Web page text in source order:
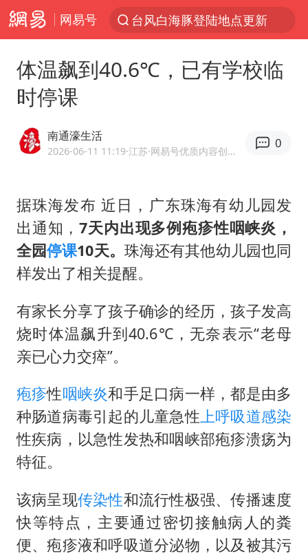
网易号
台风白海豚登陆地点更新
台风白海豚进入48小时警戒线
看守所辅警收受10万获刑1年
五粮液渠道价一箱上涨近百元
CIA被曝已秘密设立古巴工作组
贵州轮胎子公司获美国退税8136万
U17国足1分钟轰2球
法国将禁止“未经同意的电话营销”
我国编制完成新版全月地质图
外交部发言人就广岛核爆81周年等答记者问
中国“五箭齐发”反制美国
感觉全东北都在等7号
奋进开新局 实干挑大梁
体温飙到40.6℃，已有学校临
时停课
南通濠生活
2026-06-11 11:19·江苏 ·网易号优质内容创作者
0
据珠海发布 近日，广东珠海有幼儿园发
出通知，7天内出现多例疱疹性咽峡炎，
全园停课10天。 珠海还有其他幼儿园也同
样发出了相关提醒。
有家长分享了孩子确诊的经历，孩子发高
烧时体温飙升到40.6℃，无奈表示“老母
亲已心力交瘁”。
疱疹性咽峡炎和手足口病一样，都是由多
种肠道病毒引起的儿童急性上呼吸道感染
性疾病，以急性发热和咽峡部疱疹溃疡为
特征。
该病呈现传染性和流行性极强、传播速度
快等特点，主要通过密切接触病人的粪
便、疱疹液和呼吸道分泌物，以及被其污